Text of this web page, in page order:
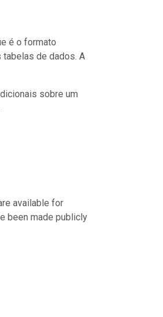
é o formato
tabelas de dados. A
sobre um
available for
been made publicly